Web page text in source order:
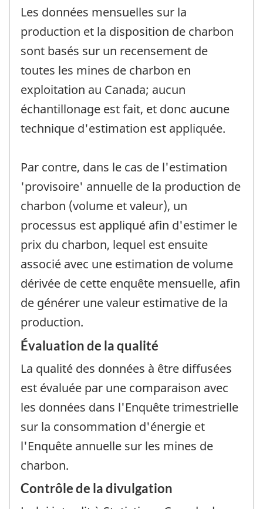
Les données mensuelles sur la
production et la disposition de charbon
sont basés sur un recensement de
toutes les mines de charbon en
exploitation au Canada; aucun
échantillonage est fait, et donc aucune
technique d'estimation est appliquée.
Par contre, dans le cas de l'estimation
'provisoire' annuelle de la production de
charbon (volume et valeur), un
processus est appliqué afin d'estimer le
prix du charbon, lequel est ensuite
associé avec une estimation de volume
dérivée de cette enquête mensuelle, afin
de générer une valeur estimative de la
production.
Évaluation de la qualité
La qualité des données à être diffusées
est évaluée par une comparaison avec
les données dans l'Enquête trimestrielle
sur la consommation d'énergie et
l'Enquête annuelle sur les mines de
charbon.
Contrôle de la divulgation